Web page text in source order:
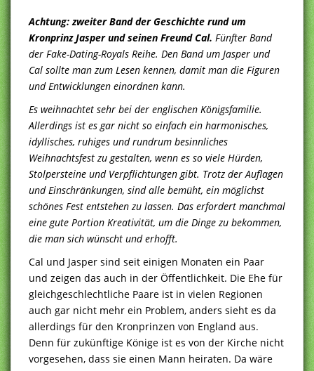
Achtung: zweiter Band der Geschichte rund um
Kronprinz Jasper und seinen Freund Cal. Fünfter Band
der Fake-Dating-Royals Reihe. Den Band um Jasper und
Cal sollte man zum Lesen kennen, damit man die Figuren
und Entwicklungen einordnen kann.
Es weihnachtet sehr bei der englischen Königsfamilie.
Allerdings ist es gar nicht so einfach ein harmonisches,
idyllisches, ruhiges und rundrum besinnliches
Weihnachtsfest zu gestalten, wenn es so viele Hürden,
Stolpersteine und Verpflichtungen gibt. Trotz der Auflagen
und Einschränkungen, sind alle bemüht, ein möglichst
schönes Fest entstehen zu lassen. Das erfordert manchmal
eine gute Portion Kreativität, um die Dinge zu bekommen,
die man sich wünscht und erhofft.
Cal und Jasper sind seit einigen Monaten ein Paar
und zeigen das auch in der Öffentlichkeit. Die Ehe für
gleichgeschlechtliche Paare ist in vielen Regionen
auch gar nicht mehr ein Problem, anders sieht es da
allerdings für den Kronprinzen von England aus.
Denn für zukünftige Könige ist es von der Kirche nicht
vorgesehen, dass sie einen Mann heiraten. Da wäre